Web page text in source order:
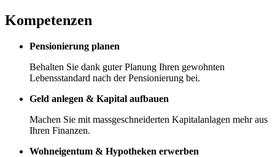
Kompetenzen
Pensionierung planen
Behalten Sie dank guter Planung Ihren gewohnten
Lebensstandard nach der Pensionierung bei.
Geld anlegen & Kapital aufbauen
Machen Sie mit massgeschneiderten Kapitalanlagen mehr aus
Ihren Finanzen.
Wohneigentum & Hypotheken erwerben